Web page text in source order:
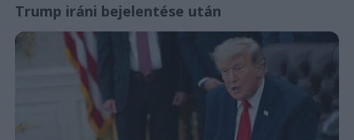
Trump iráni bejelentése után